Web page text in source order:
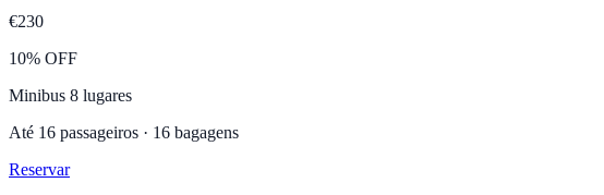
€230
10% OFF
Minibus 8 lugares
Até 16 passageiros · 16 bagagens
Reservar